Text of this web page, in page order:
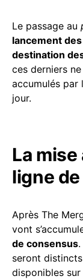
Le passage au
lancement
destination
ces derniers
accumulés par
jour.
La
ligne
Après The
vont
de consensus
seront
disponibles sur